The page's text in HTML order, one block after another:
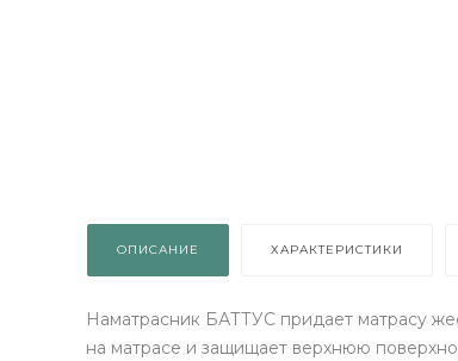
ОПИСАНИЕ ХАРАКТЕРИСТИКИ
Наматрасник БАТТУС придает матрасу
на матрасе и защищает верхнюю